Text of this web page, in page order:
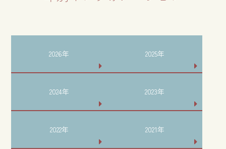
2026年 2025年
2024年 2023年
2022年 2021年